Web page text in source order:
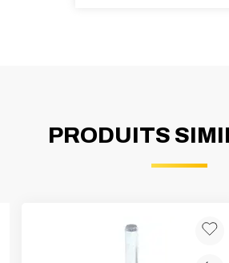
PRODUITS